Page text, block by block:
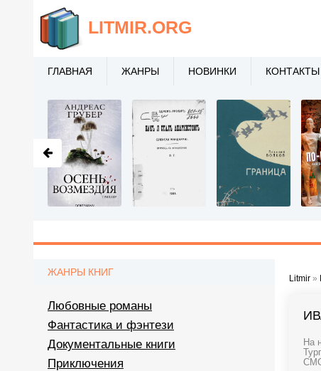
Litmir »
На
СМС
ЖАНРЫ КНИГ
Любовные романы
Фантастика и фэнтези
Документальные книги
Приключения
LITMIR.ORG
ГЛАВНАЯ ЖАНРЫ НОВИНКИ КОНТАКТЫ